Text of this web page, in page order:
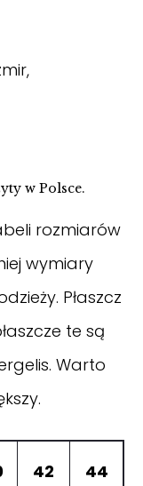
w Polsce.
rozmiarów
wymiary
Płaszcz
te są
Warto
42 44